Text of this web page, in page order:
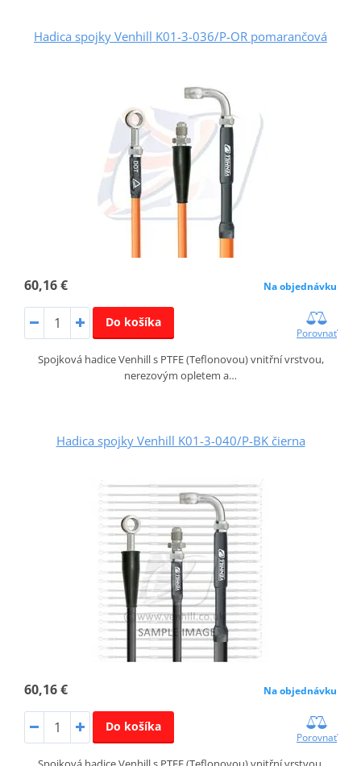
Hadica spojky Venhill K01-3-036/P-OR pomarančová
60,16 € Na objednávku
Do košíka
Porovnať
Spojková hadice Venhill s PTFE (Teflonovou) vnitřní vrstvou,
nerezovým opletem a…
Hadica spojky Venhill K01-3-040/P-BK čierna
60,16 € Na objednávku
Do košíka
Porovnať